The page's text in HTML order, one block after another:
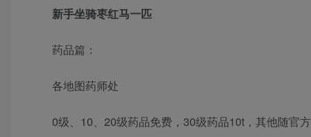
新手坐骑枣红马一匹
药品篇：
各地图药师处
0级、10、20级药品免费，30级药品10t，其他随官